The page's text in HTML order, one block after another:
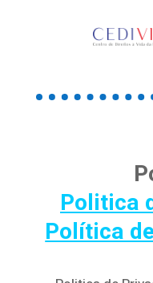
Politica
Política